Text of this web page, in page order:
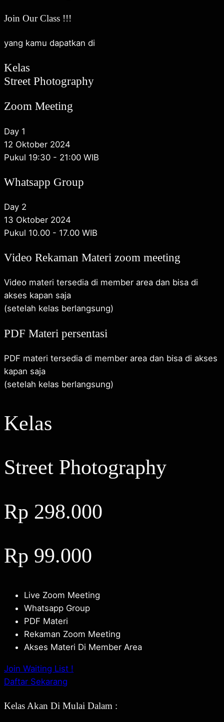
Join Our Class !!!
yang kamu dapatkan di
Kelas
Street Photography
Zoom Meeting
Day 1
12 Oktober 2024
Pukul 19:30 - 21:00 WIB
Whatsapp Group
Day 2
13 Oktober 2024
Pukul 10.00 - 17.00 WIB
Video Rekaman Materi zoom meeting
Video materi tersedia di member area dan bisa di
akses kapan saja
(setelah kelas berlangsung)
PDF Materi persentasi
PDF materi tersedia di member area dan bisa di akses
kapan saja
(setelah kelas berlangsung)
Kelas
Street Photography
Rp 298.000
Rp 99.000
Live Zoom Meeting
Whatsapp Group
PDF Materi
Rekaman Zoom Meeting
Akses Materi Di Member Area
Join Waiting List !
Daftar Sekarang
Kelas Akan Di Mulai Dalam :